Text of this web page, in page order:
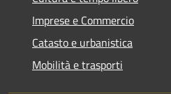
Imprese e Commercio
Catasto e urbanistica
Mobilità e trasporti